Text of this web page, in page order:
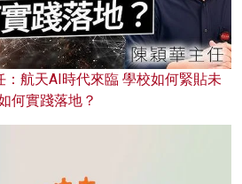
航天AI時代來臨 學校如何緊貼未
何實踐落地？